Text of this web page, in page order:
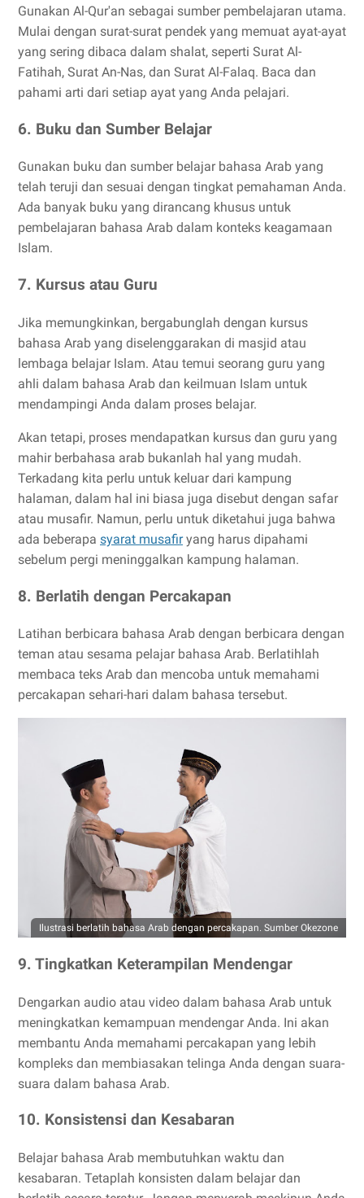
Gunakan Al-Qur'an sebagai sumber pembelajaran utama.
Mulai dengan surat-surat pendek yang memuat ayat-ayat
yang sering dibaca dalam shalat, seperti Surat Al-
Fatihah, Surat An-Nas, dan Surat Al-Falaq. Baca dan
pahami arti dari setiap ayat yang Anda pelajari.
6. Buku dan Sumber Belajar
Gunakan buku dan sumber belajar bahasa Arab yang
telah teruji dan sesuai dengan tingkat pemahaman Anda.
Ada banyak buku yang dirancang khusus untuk
pembelajaran bahasa Arab dalam konteks keagamaan
Islam.
7. Kursus atau Guru
Jika memungkinkan, bergabunglah dengan kursus
bahasa Arab yang diselenggarakan di masjid atau
lembaga belajar Islam. Atau temui seorang guru yang
ahli dalam bahasa Arab dan keilmuan Islam untuk
mendampingi Anda dalam proses belajar.
Akan tetapi, proses mendapatkan kursus dan guru yang
mahir berbahasa arab bukanlah hal yang mudah.
Terkadang kita perlu untuk keluar dari kampung
halaman, dalam hal ini biasa juga disebut dengan safar
atau musafir. Namun, perlu untuk diketahui juga bahwa
ada beberapa syarat musafiryang harus dipahami
sebelum pergi meninggalkan kampung halaman.
8. Berlatih dengan Percakapan
Latihan berbicara bahasa Arab dengan berbicara dengan
teman atau sesama pelajar bahasa Arab. Berlatihlah
membaca teks Arab dan mencoba untuk memahami
percakapan sehari-hari dalam bahasa tersebut.
Ilustrasi berlatih bahasa Arab dengan percakapan. Sumber Okezone
9. Tingkatkan Keterampilan Mendengar
Dengarkan audio atau video dalam bahasa Arab untuk
meningkatkan kemampuan mendengar Anda. Ini akan
membantu Anda memahami percakapan yang lebih
kompleks dan membiasakan telinga Anda dengan suara-
suara dalam bahasa Arab.
10. Konsistensi dan Kesabaran
Belajar bahasa Arab membutuhkan waktu dan
kesabaran. Tetaplah konsisten dalam belajar dan